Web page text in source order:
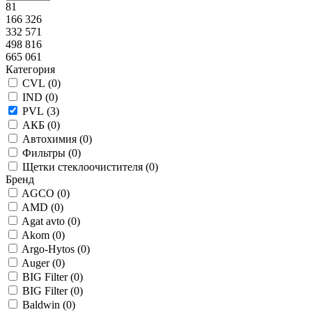
81
166 326
332 571
498 816
665 061
Категория
CVL (0)
IND (0)
PVL (3)
АКБ (0)
Автохимия (0)
Фильтры (0)
Щетки стеклоочистителя (0)
Бренд
AGCO (0)
AMD (0)
Agat avto (0)
Akom (0)
Argo-Hytos (0)
Auger (0)
BIG Filter (0)
BIG Filter (0)
Baldwin (0)